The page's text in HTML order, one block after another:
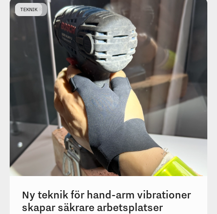
NYHETER
Ny teknik för hand-arm vibrationer
skapar säkrare arbetsplatser